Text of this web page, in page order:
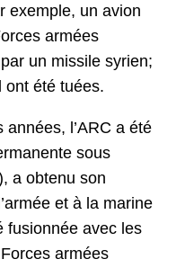
exemple, un avion
armées
un missile syrien;
ont été tuées.
l’ARC a été
sous
a obtenu son
et à la marine
fusionnée avec les
armées